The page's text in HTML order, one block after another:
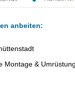
anbeiten:
Montage &